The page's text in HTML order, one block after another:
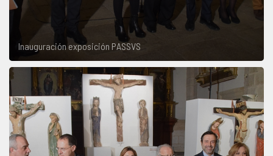
Inauguración exposición PASSVS